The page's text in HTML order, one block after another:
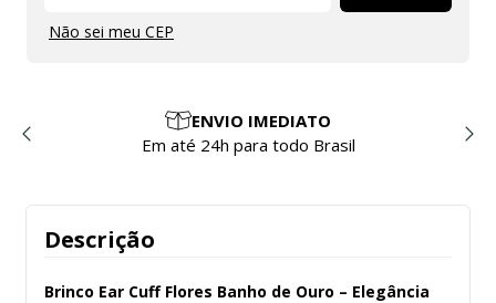
Não sei meu CEP
ENVIO IMEDIATO
Em até 24h para todo Brasil
Descrição
Brinco Ear Cuff Flores Banho de Ouro – Elegância